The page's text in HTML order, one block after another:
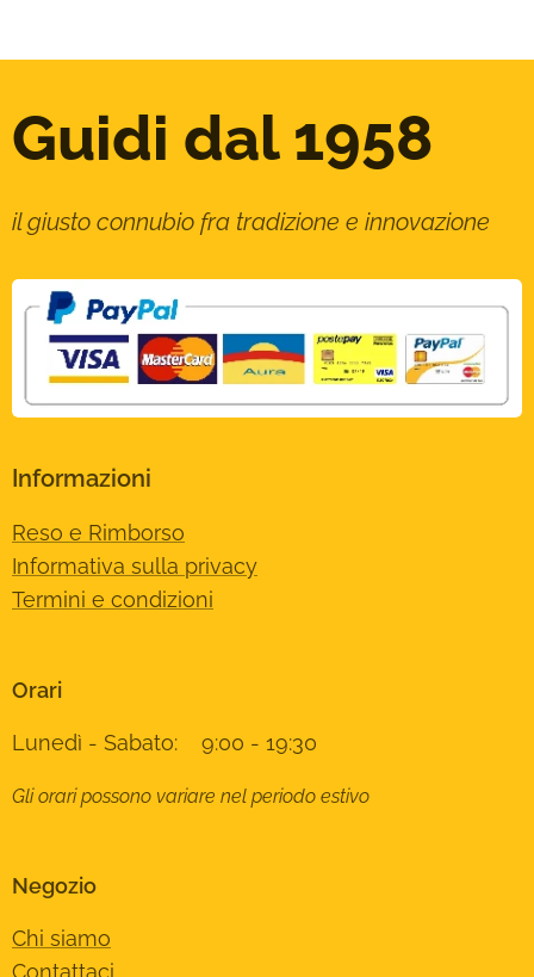
Guidi dal 1958
il giusto connubio fra tradizione e innovazione
Informazioni
Reso e Rimborso
Informativa sulla privacy
Termini e condizioni
Orari
Lunedì - Sabato: 9:00 - 19:30
Gli orari possono variare nel periodo estivo
Negozio
Chi siamo
Contattaci